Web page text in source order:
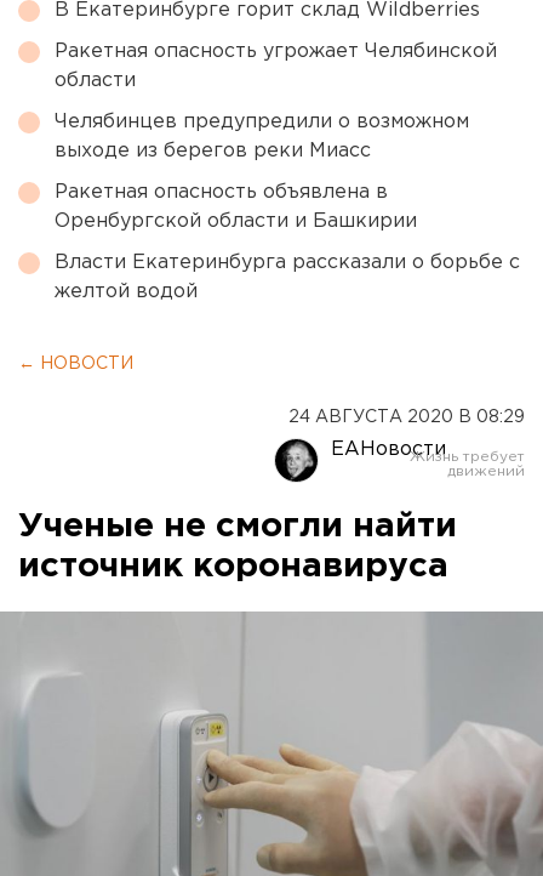
В Екатеринбурге горит склад Wildberries
Ракетная опасность угрожает Челябинской
области
Челябинцев предупредили о возможном
выходе из берегов реки Миасс
Ракетная опасность объявлена в
Оренбургской области и Башкирии
Власти Екатеринбурга рассказали о борьбе с
желтой водой
← НОВОСТИ
24 АВГУСТА 2020 В 08:29
ЕАНовости
Ученые не смогли найти
источник коронавируса